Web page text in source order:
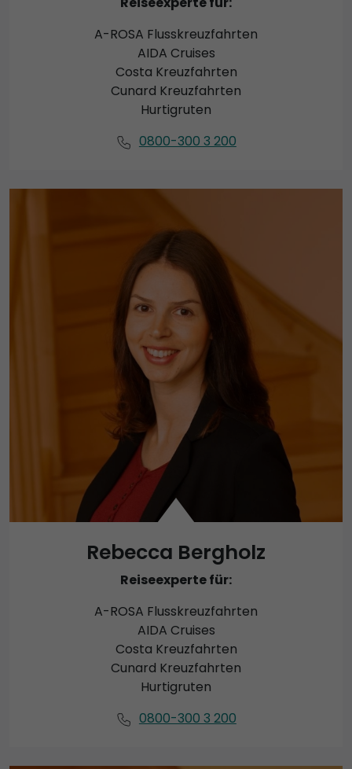
A-ROSA Flusskreuzfahrten
AIDA Cruises
Costa Kreuzfahrten
Cunard Kreuzfahrten
Hurtigruten
0800-300 3 200
Rebecca Bergholz
Reiseexperte für:
A-ROSA Flusskreuzfahrten
AIDA Cruises
Costa Kreuzfahrten
Cunard Kreuzfahrten
Hurtigruten
0800-300 3 200